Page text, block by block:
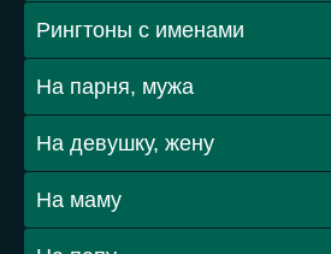
Рингтоны с именами
На парня, мужа
На девушку, жену
На маму